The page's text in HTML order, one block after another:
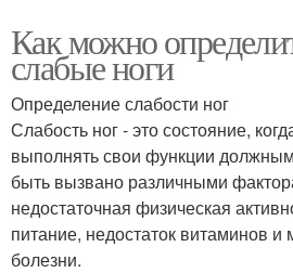
Как можно
слабые ноги
Определение слабости ног
Слабость ног - это состояние,
выполнять свои функции
быть вызвано различными
недостаточная физическая
питание, недостаток витаминов
болезни.